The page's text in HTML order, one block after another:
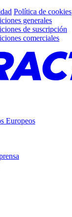
Política de cookies
generales
de suscripción
comerciales
Europeos